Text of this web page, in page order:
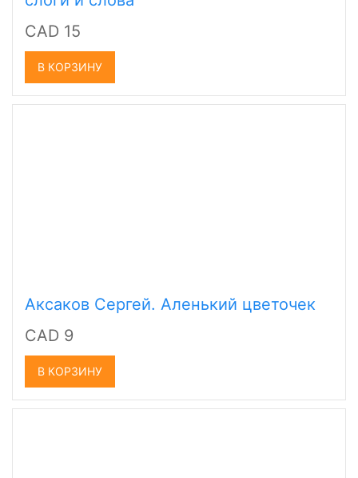
CAD 15
В КОРЗИНУ
Аксаков Сергей. Аленький цветочек
CAD 9
В КОРЗИНУ